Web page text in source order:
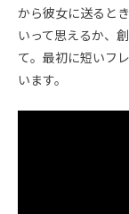
から彼女に送ると
いって思えるか、
て。最初に短いフ
います。